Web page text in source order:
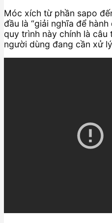
Móc xích từ phần sapo
đầu là “giải nghĩa để
quy trình này chính là
người dùng đang cần xử